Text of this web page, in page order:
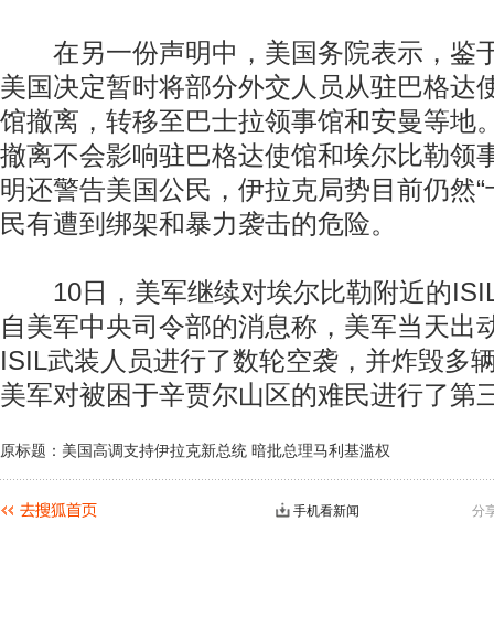
在另一份声明中，美国务院表示，鉴
美国决定暂时将部分外交人员从驻巴格达
馆撤离，转移至巴士拉领事馆和安曼等地
撤离不会影响驻巴格达使馆和埃尔比勒领
明还警告美国公民，伊拉克局势目前仍然“
民有遭到绑架和暴力袭击的危险。
10日，美军继续对埃尔比勒附近的
自美军中央司令部的消息称，美军当天出
ISIL武装人员进行了数轮空袭，并炸毁多
美军对被困于辛贾尔山区的难民进行了第
原标题：美国高调支持伊拉克新总统 暗批总理马利基滥权
分
手机看新闻